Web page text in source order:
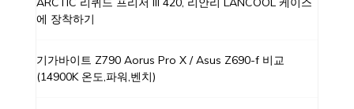
에 장착하기
기가바이트 Z790 Aorus Pro X / Asus Z690-f 비교
(14900K 온도,파워,벤치)